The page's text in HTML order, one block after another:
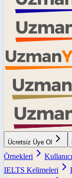
Ücretsiz Üye Ol
Örnekleri
IELTS Kelimeleri